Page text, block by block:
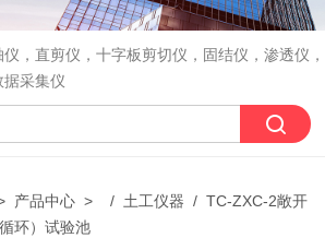
仪，直剪仪，十字板剪切仪，固结仪，渗透仪
采集仪
产品中心 > / 土工仪器 / TC-ZXC-2敞开
环）试验池